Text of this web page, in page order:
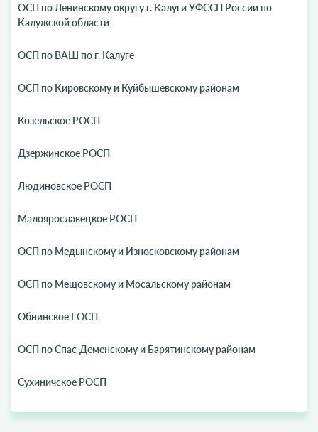
ОСП по Ленинскому округу г. Калуги УФССП России по
Калужской области
ОСП по ВАШ по г. Калуге
ОСП по Кировскому и Куйбышевскому районам
Козельское РОСП
Дзержинское РОСП
Людиновское РОСП
Малоярославецкое РОСП
ОСП по Медынскому и Износковскому районам
ОСП по Мещовскому и Мосальскому районам
Обнинское ГОСП
ОСП по Спас-Деменскому и Барятинскому районам
Сухиничское РОСП